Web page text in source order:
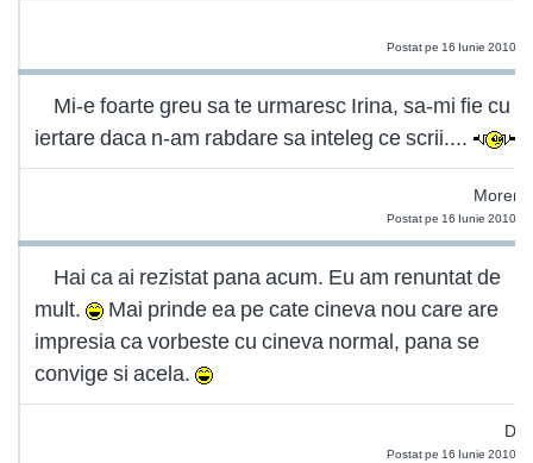
Postat pe 16 Iunie 2010
Mi-e foarte greu sa te urmaresc Irina, sa-mi fie cu
iertare daca n-am rabdare sa inteleg ce scrii....
Postat pe 16 Iunie 2010
Hai ca ai rezistat pana acum. Eu am renuntat de
mult.
Mai prinde ea pe cate cineva nou care are
impresia ca vorbeste cu cineva normal, pana se
convige si acela.
Postat pe 16 Iunie 2010